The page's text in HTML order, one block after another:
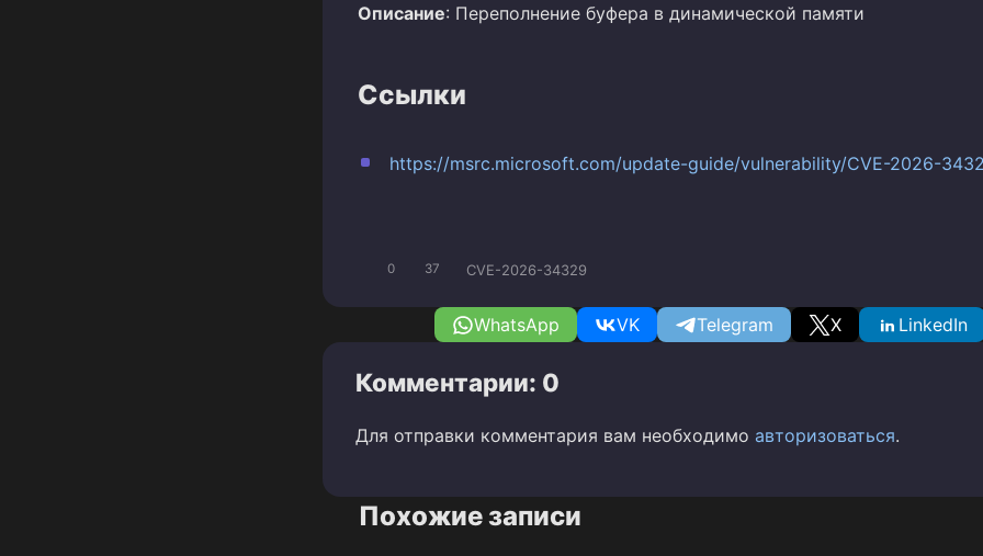
Описание: Переполнение буфера в динамической памяти
Ссылки
https://msrc.microsoft.com/update-guide/vulnerability/CVE-2026-
0 37 CVE-2026-34329
WhatsApp VK Telegram X LinkedIn
Комментарии: 0
Для отправки комментария вам необходимо авторизоваться.
Похожие записи